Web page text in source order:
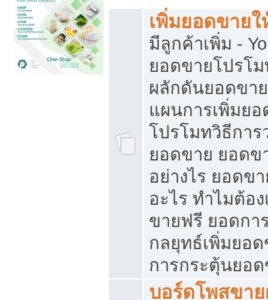
เพิ่มยอดขายใ
มีลูกค้าเพิ่ม -
ยอดขายโปรโ
ผลักดันยอดขา
แผนการเพิ่มย
โปรโมทวิธีการ
ยอดขาย ยอดข
อย่างไร ยอดข
อะไร ทำไมต้อ
ขายฟรี ยอดกา
กลยุทธ์เพิ่มยอ
การกระตุ้นยอ
บอร์ดโพสขา